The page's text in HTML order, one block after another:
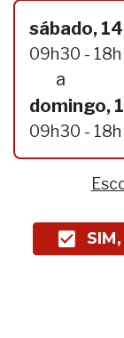
sábado,
09h30 - 18h
a
domingo,
09h30 - 18h